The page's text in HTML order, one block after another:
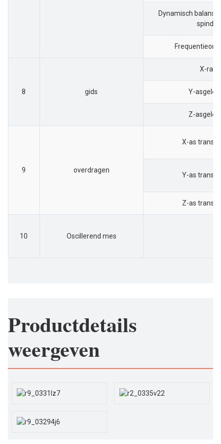
Dynamisch
spindel
8 gids
X-rail
Y-
Z-
9 overdragen
X-as
Y-as
Z-as
10 Oscillerend mes
Productdetails
weergeven